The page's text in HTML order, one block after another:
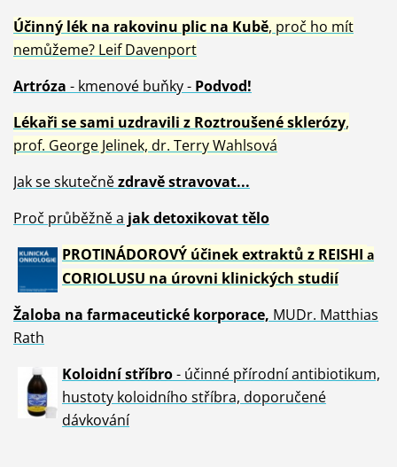
Účinný lék na rakovinu plic na Kubě, proč ho mít
nemůžeme? Leif Davenport
Artróza - kmenové buňky - Podvod!
Lékaři se sami uzdravili z Roztroušené sklerózy,
prof. George Jelinek, dr. Terry Wahlsová
Jak se skutečnězdravěstravovat...
Proč průběžně a jak detoxikovat tělo
PROTINÁDOROVÝ účinek extraktů z REISHI a
CORIOLUSU na úrovni klinických studií
Žaloba na farmaceutické korporace, MUDr. Matthias
Rath
Koloidní stříbro- účinné přírodní antibiotikum,
hustoty koloidního stříbra, doporučené
dávkování